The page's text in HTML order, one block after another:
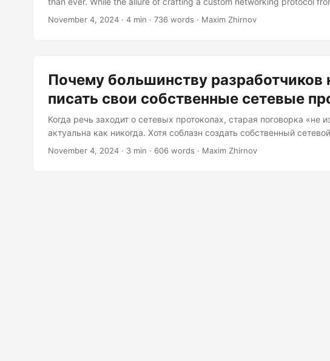
a path fraught with pitfalls that can lead even the most seasoned
November 4, 2024 · 4 min · 736 words · Maxim Zhirnov
Почему большинству разработчиков
писать свои собственные сетевые
Когда речь заходит о сетевых протоколах, старая поговорка «не
актуальна как никогда. Хотя соблазн создать собственный
велик, этот путь чреват проблемами, которые могут завести
November 4, 2024 · 3 min · 606 words · Maxim Zhirnov